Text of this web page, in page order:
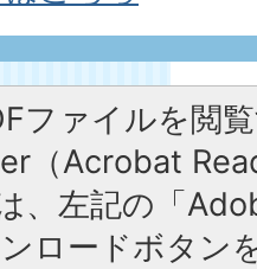
ファイルを閲
（Acrobat
、左記の「
ロードボタン